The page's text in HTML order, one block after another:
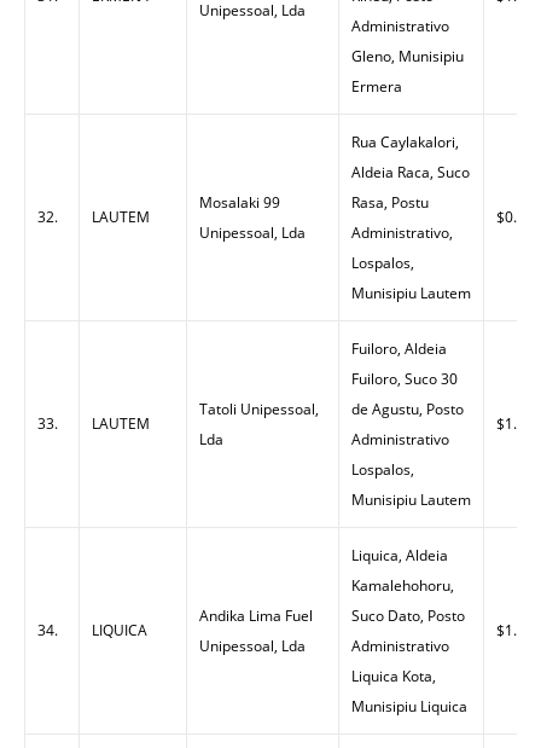
Unipessoal, Lda
Administrativo
Gleno, Munisipiu
Ermera
32. LAUTEM
Mosalaki 99
Unipessoal, Lda
Rua Caylakalori,
Aldeia Raca, Suco
Rasa, Postu
Administrativo,
Lospalos,
Munisipiu Lautem
$0.00
33. LAUTEM
Tatoli Unipessoal,
Lda
Fuiloro, Aldeia
Fuiloro, Suco 30
de Agustu, Posto
Administrativo
Lospalos,
Munisipiu Lautem
$1.50
34. LIQUICA
Andika Lima Fuel
Unipessoal, Lda
Liquica, Aldeia
Kamalehohoru,
Suco Dato, Posto
Administrativo
Liquica Kota,
Munisipiu Liquica
$1.40